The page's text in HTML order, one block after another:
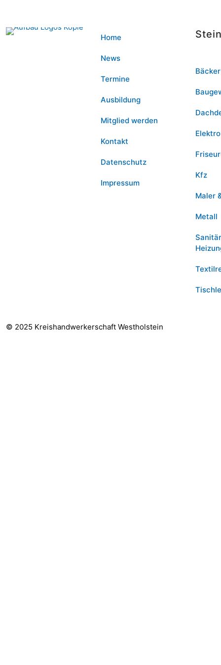
Home
News
Termine
Ausbildung
Mitglied werden
Kontakt
Datenschutz
Impressum
Bäcker
Elektro
Kfz
Maler
Metall
© 2025 Kreishandwerkerschaft Westholstein